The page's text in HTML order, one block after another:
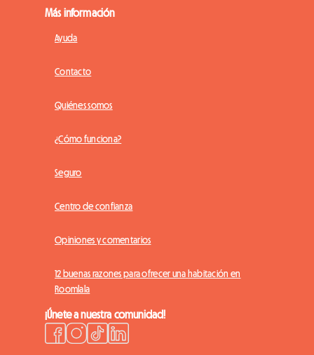
Más información
Ayuda
Contacto
Quiénes somos
¿Cómo funciona?
Seguro
Centro de confianza
Opiniones y comentarios
12 buenas razones para ofrecer una habitación en
Roomlala
¡Únete a nuestra comunidad!